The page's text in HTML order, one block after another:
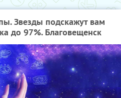
Звезды подскажут вам
до 97%. Благовещенск